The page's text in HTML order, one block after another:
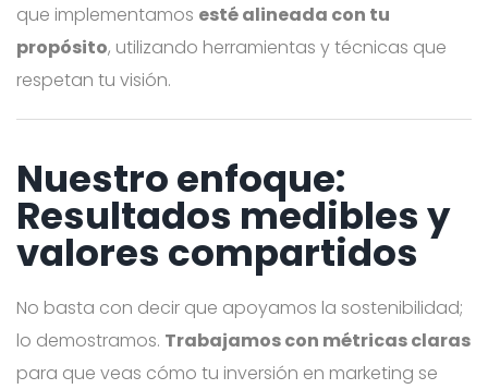
que implementamos esté alineada con tu
propósito, utilizando herramientas y técnicas que
respetan tu visión.
Nuestro enfoque:
Resultados medibles y
valores compartidos
No basta con decir que apoyamos la sostenibilidad;
lo demostramos. Trabajamos con métricas claras
para que veas cómo tu inversión en marketing se